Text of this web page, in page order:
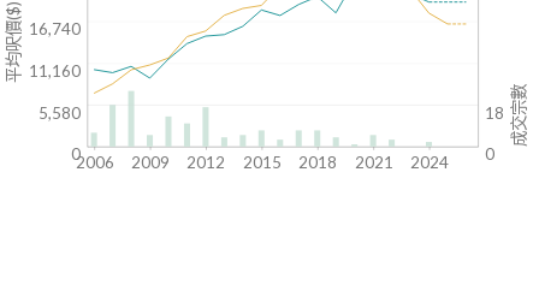
18
0
2006 2009 2012 2015 2018 2021 2024
成交宗數
16,740
11,160
5,580
0
平均呎價($)